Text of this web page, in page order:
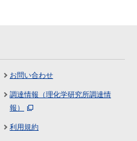
お問い合わせ
調達情報（理化学研究所調達情
報）
利用規約